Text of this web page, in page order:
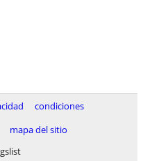
condiciones
mapa del sitio